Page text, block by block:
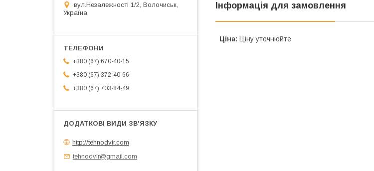
Інформація для замовлення
Ціна: Ціну уточнюйте
вул.Незалежності 1/2, Волочиськ,
Україна
+380 (67) 670-40-15
+380 (67) 372-40-66
+380 (67) 703-84-49
http://tehnodvir.com
tehnodvir@gmail.com